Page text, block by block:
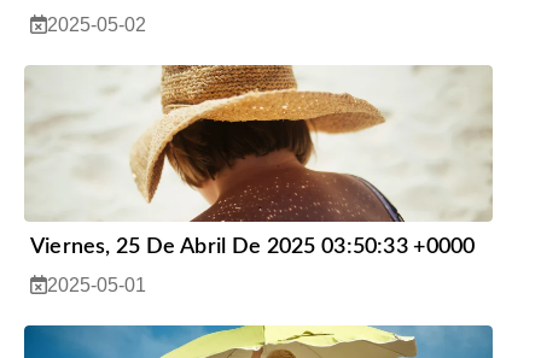
2025-05-02
Viernes, 25 De Abril De 2025 03:50:33 +0000
2025-05-01